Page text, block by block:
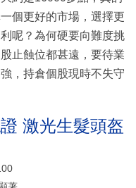
個更好的市場，選擇更
呢？為何硬要向難度挑
止蝕位都甚遠，要待業
，持倉個股現時不失守
激光生髮頭盔